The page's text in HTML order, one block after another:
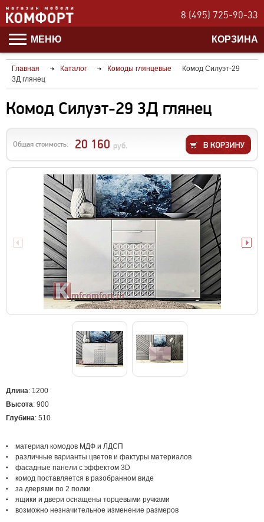
8 (495) 725-90-33
МЕНЮ КОРЗИНА
Главная Каталог Комоды глянцевые
Комод Силуэт-29
3Д глянец
Комод Силуэт-29 3Д глянец
Общая стоимость: 20 160 руб.
Длина: 1200
Высота: 900
Глубина: 510
материал комодов МДФ и ЛДСП
различные варианты цветов и фактуры материалов
фасадные панели с эффектом 3D
комод поставляется в разобранном виде
за дверями по 2 полки
ящики и двери оснащены торцевыми ручками
возможно незначительное изменение размеров